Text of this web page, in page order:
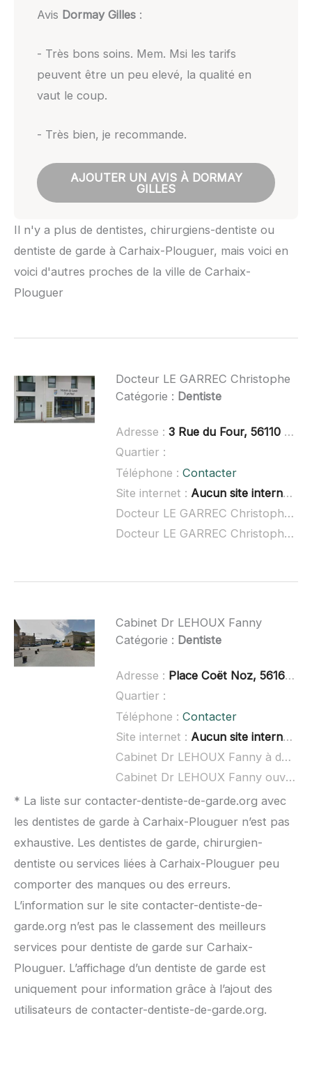
Avis Dormay Gilles:
- Très bons soins. Mem. Msi les tarifs
peuvent être un peu elevé, la qualité en
vaut le coup.
- Très bien, je recommande.
AJOUTER UN AVIS À DORMAY
GILLES
Il n'y a plus de dentistes, chirurgiens-dentiste ou
dentiste de garde à Carhaix-Plouguer, mais voici en
voici d'autres proches de la ville de Carhaix-
Plouguer
Docteur LE GARREC Christophe
Catégorie : Dentiste
Adresse : 3 Rue du Four, 56110 Gourin
Quartier :
Téléphone : Contacter
Site internet : Aucun site internet connu
Docteur LE GARREC Christophe à domicile :
Docteur LE GARREC Christophe ouvert dimanche :
Cabinet Dr LEHOUX Fanny
Catégorie : Dentiste
Adresse : Place Coët Noz, 56160 Ploërdut
Quartier :
Téléphone : Contacter
Site internet : Aucun site internet connu
Cabinet Dr LEHOUX Fanny à domicile :
Cabinet Dr LEHOUX Fanny ouvert dimanche :
* La liste sur contacter-dentiste-de-garde.org avec
les dentistes de garde à Carhaix-Plouguer n’est pas
exhaustive. Les dentistes de garde, chirurgien-
dentiste ou services liées à Carhaix-Plouguer peu
comporter des manques ou des erreurs.
L’information sur le site contacter-dentiste-de-
garde.org n’est pas le classement des meilleurs
services pour dentiste de garde sur Carhaix-
Plouguer. L’affichage d’un dentiste de garde est
uniquement pour information grâce à l’ajout des
utilisateurs de contacter-dentiste-de-garde.org.